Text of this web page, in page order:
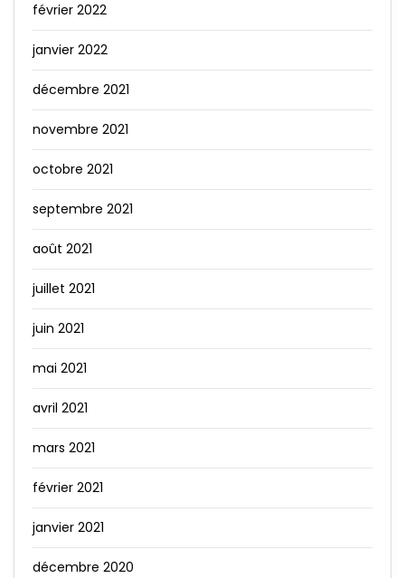
février 2022
janvier 2022
décembre 2021
novembre 2021
octobre 2021
septembre 2021
août 2021
juillet 2021
juin 2021
mai 2021
avril 2021
mars 2021
février 2021
janvier 2021
décembre 2020